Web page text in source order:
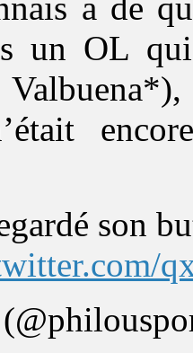
un OL
son